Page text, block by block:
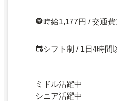
時給1,177円 / 交通
シフト制 / 1日4時間
ミドル活躍中
シニア活躍中